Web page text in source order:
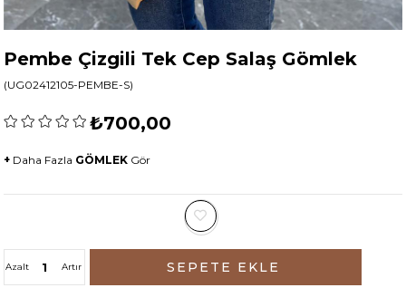
Pembe Çizgili Tek Cep Salaş Gömlek
(UG02412105-PEMBE-S)
₺700,00
+ Daha Fazla GÖMLEK Gör
Artır
Azalt